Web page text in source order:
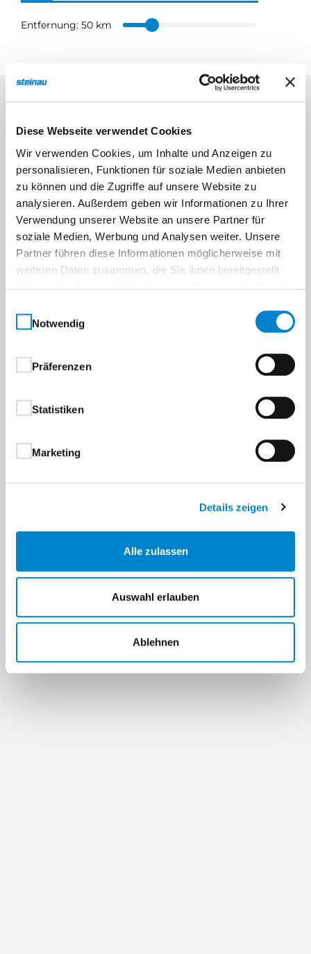
Diese Webseite verwendet Cookies
Wir verwenden Cookies, um Inhalte und Anzeigen zu
personalisieren, Funktionen für soziale Medien anbieten
zu können und die Zugriffe auf unsere Website zu
analysieren. Außerdem geben wir Informationen zu Ihrer
Verwendung unserer Website an unsere Partner für
soziale Medien, Werbung und Analysen weiter. Unsere
Partner führen diese Informationen möglicherweise mit
weiteren Daten zusammen, die Sie ihnen bereitgestellt
Notwendig
Präferenzen
Statistiken
Marketing
Details zeigen
Alle zulassen
Auswahl erlauben
Ablehnen
Entfernung:50 km